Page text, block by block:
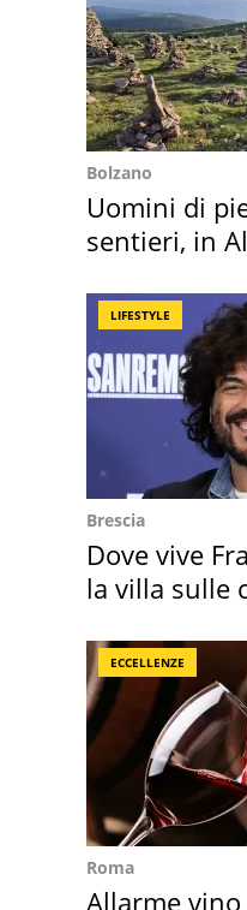
Bolzano
Uomini di
sentieri, in
LIFESTYLE
Brescia
Dove vive
la villa sulle
ECCELLENZE
Roma
Allarme